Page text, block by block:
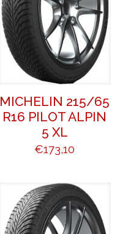
MICHELIN 215/65
R16 PILOT ALPIN
5 XL
€173,10